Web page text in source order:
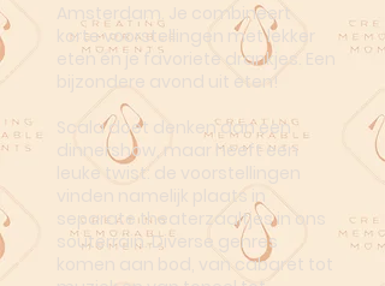
Amsterdam. Je combineert
korte voorstellingen met lekker
eten én je favoriete drankjes. Een
bijzondere avond uit eten!
Scala doet denken aan een
dinnershow, maar heeft een
leuke twist: de voorstellingen
vinden namelijk plaats in
separate theaterzaaltjes in ons
souterrain. Diverse genres
komen aan bod, van cabaret tot